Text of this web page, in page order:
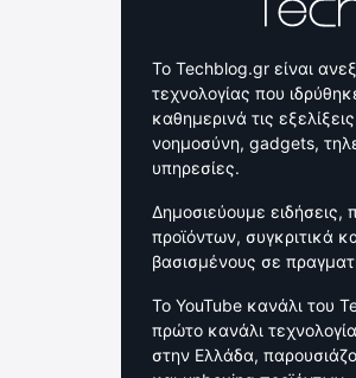
Το Techblog.gr είναι
τεχνολογίας που
καθημερινά τις
νοημοσύνη, gadgets,
υπηρεσίες.
Δημοσιεύουμε ειδήσεις,
προϊόντων, συγκριτικά
βασισμένους σε
Το YouTube κανάλι του
πρώτο κανάλι
στην Ελλάδα,